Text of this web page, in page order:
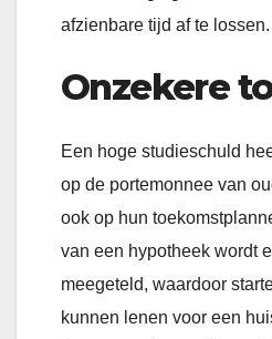
afzienbare tijd af te lossen.
Onzekere
Een hoge studieschuld
op de portemonnee van
ook op hun
van een hypotheek wordt
meegeteld, waardoor
kunnen lenen voor een